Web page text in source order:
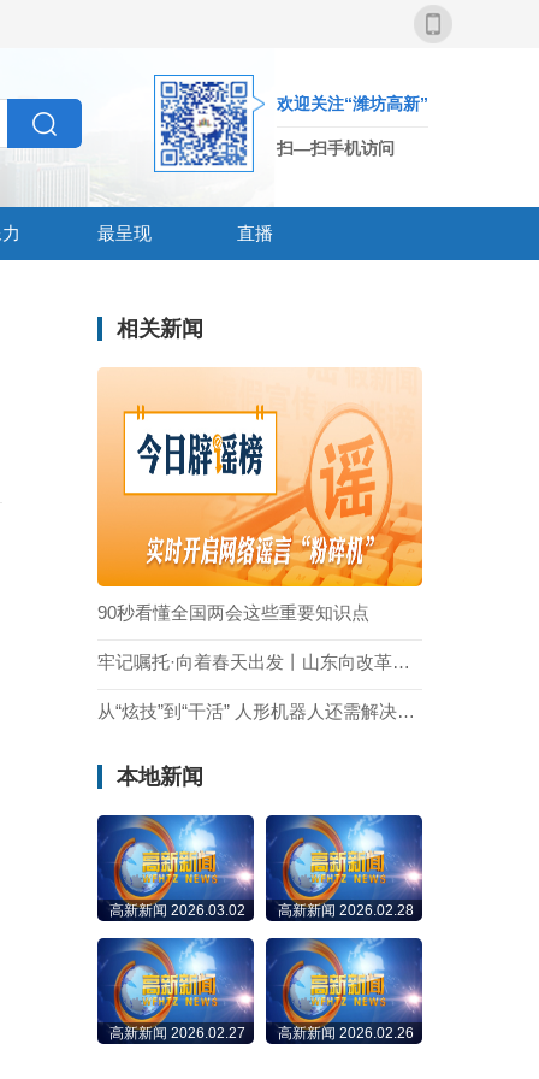
欢迎关注“潍坊高新”
扫—扫手机访问
最呈现 直播
相关新闻
90秒看懂全国两会这些重要知识点
牢记嘱托·向着春天出发丨山东向改革要动力，向开放要活力
从“炫技”到“干活” 人形机器人还需解决哪些难题？
本地新闻
高新新闻 2026.03.02 高新新闻 2026.02.28
高新新闻 2026.02.27 高新新闻 2026.02.26